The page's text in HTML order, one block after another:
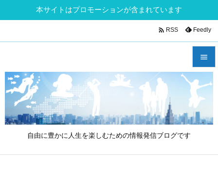
本サイトはプロモーションが含まれています
自由に豊かに人生を楽しむための情報発信ブログです


メニュ

サイド


 RSS Feedly